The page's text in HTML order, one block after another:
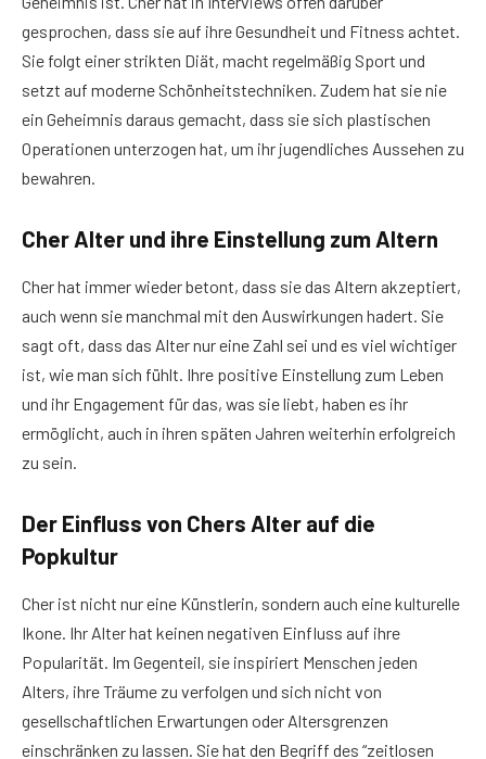
gesprochen, dass sie auf ihre Gesundheit und Fitness achtet.
Sie folgt einer strikten Diät, macht regelmäßig Sport und
setzt auf moderne Schönheitstechniken. Zudem hat sie nie
ein Geheimnis daraus gemacht, dass sie sich plastischen
Operationen unterzogen hat, um ihr jugendliches Aussehen zu
bewahren.
Cher Alter und ihre Einstellung zum Altern
Cher hat immer wieder betont, dass sie das Altern akzeptiert,
auch wenn sie manchmal mit den Auswirkungen hadert. Sie
sagt oft, dass das Alter nur eine Zahl sei und es viel wichtiger
ist, wie man sich fühlt. Ihre positive Einstellung zum Leben
und ihr Engagement für das, was sie liebt, haben es ihr
ermöglicht, auch in ihren späten Jahren weiterhin erfolgreich
zu sein.
Der Einfluss von Chers Alter auf die
Popkultur
Cher ist nicht nur eine Künstlerin, sondern auch eine kulturelle
Ikone. Ihr Alter hat keinen negativen Einfluss auf ihre
Popularität. Im Gegenteil, sie inspiriert Menschen jeden
Alters, ihre Träume zu verfolgen und sich nicht von
gesellschaftlichen Erwartungen oder Altersgrenzen
einschränken zu lassen. Sie hat den Begriff des “zeitlosen